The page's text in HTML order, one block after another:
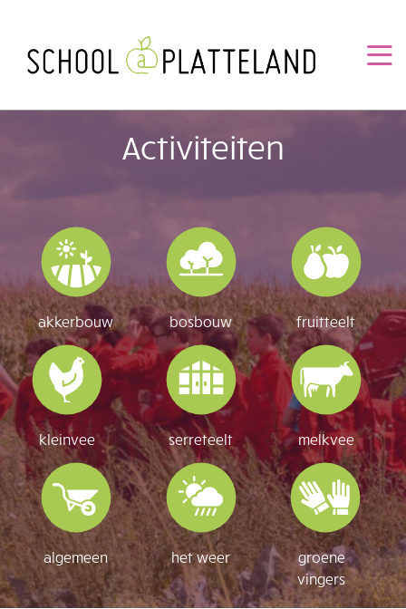
naar
Activiteiten
akkerbouw bosbouw fruitteelt
kleinvee serreteelt melkvee
algemeen het weer
groene
vingers